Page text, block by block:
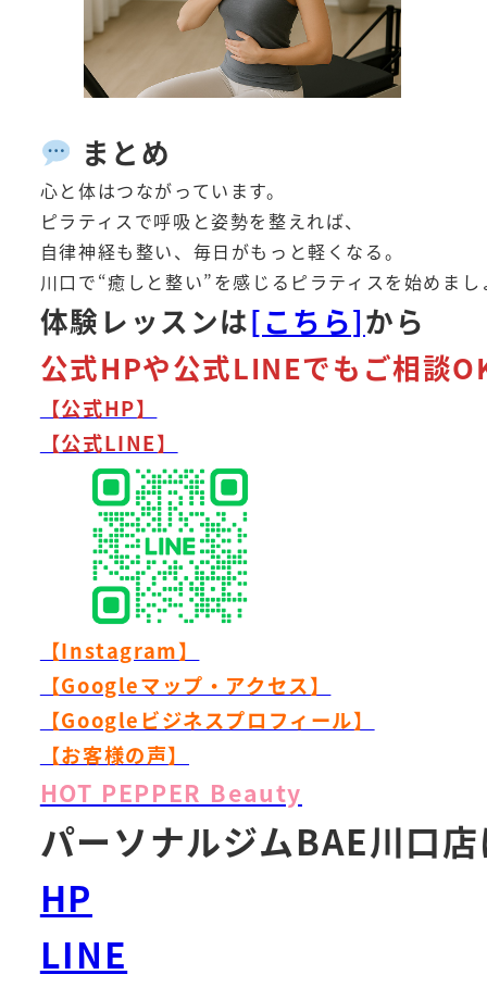
まとめ
心と体はつながっています。
ピラティスで呼吸と姿勢を整えれば、
自律神経も整い、毎日がもっと軽くなる。
川口で“癒しと整い”を感じるピラティスを始めまし
体験レ ッスンは[こちら]から
公式HPや公式LINEでもご相談
【公式HP】
【公式LINE】
【Instagram】
【Googleマップ・アクセス】
【Googleビジネスプロフィール】
【お客様の声】
HOT PEPPER Beauty
パーソナルジムBAE川口店
HP
LINE